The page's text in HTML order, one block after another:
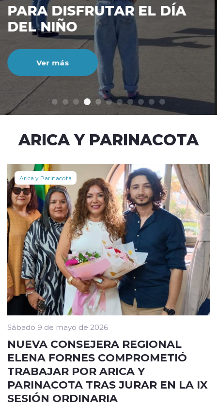
modo claro
CIENTO DURANTE EL MES
DE JULIO
Ver más
ARICA Y PARINACOTA
Arica y Parinacota
Sábado 9 de mayo de 2026
NUEVA CONSEJERA REGIONAL
ELENA FORNES COMPROMETIÓ
TRABAJAR POR ARICA Y
PARINACOTA TRAS JURAR EN LA IX
SESIÓN ORDINARIA